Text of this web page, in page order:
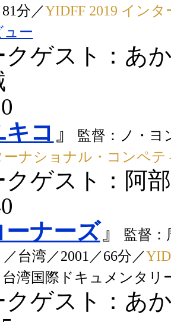
分／YIDFF 2019 イン
ュー
クゲスト：あ
キコ 』
監督：ノ・ヨ
ーナショナル・コンペテ
クゲスト：阿
ーナーズ』
監督
／台湾／2001／66分／
台湾国際ドキュメンタリ
クゲスト：あ